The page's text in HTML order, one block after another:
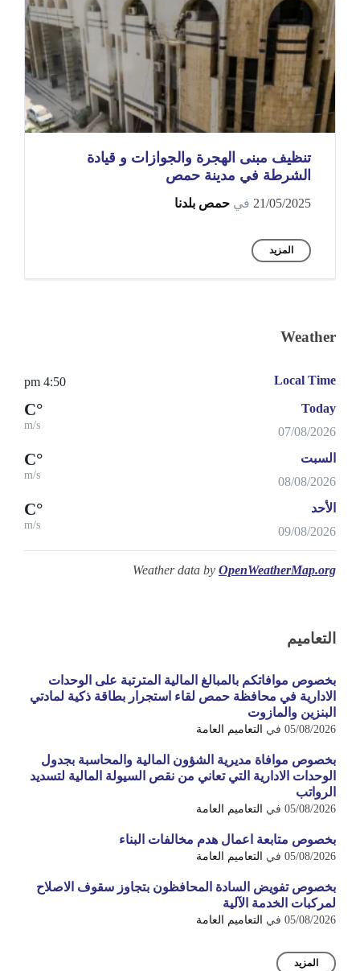
تنظيف مبنى الهجرة والجوازات و قيادة
الشرطة في مدينة حمص
21/05/2025 في حمص بلدنا
المزيد
Weather
Local Time
4:50 pm
Today
07/08/2026
°C
m/s
السبت
08/08/2026
°C
m/s
الأحد
09/08/2026
°C
m/s
Weather data by OpenWeatherMap.org
التعاميم
بخصوص موافاتكم بالمبالغ المالية المترتبة على الوحدات
الادارية في محافظة حمص لقاء استجرار بطاقة ذكية لمادتي
البنزين والمازوت
05/08/2026 في التعاميم العامة
بخصوص موافاة مديرية الشؤون المالية والمحاسبة بجدول
الوحدات الادارية التي تعاني من نقص السيولة المالية لتسديد
الرواتب
05/08/2026 في التعاميم العامة
بخصوص متابعة اعمال هدم مخالفات البناء
05/08/2026 في التعاميم العامة
بخصوص تفويض السادة المحافظون بتجاوز سقوف الاصلاح
لمركبات الخدمة الآلية
05/08/2026 في التعاميم العامة
المزيد